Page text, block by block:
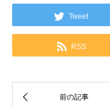
Tweet
RSS